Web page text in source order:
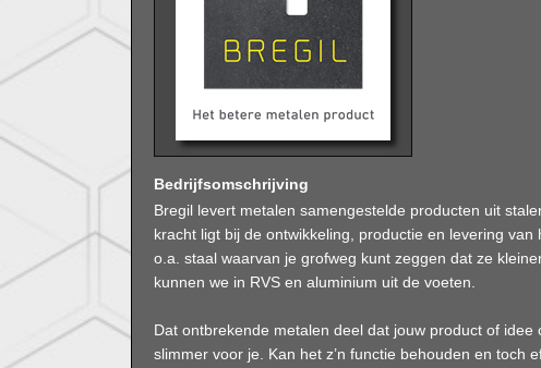
Bedrijfsomschrijving
Bregil levert metalen samengestelde producten uit
kracht ligt bij de ontwikkeling, productie en levering
o.a. staal waarvan je grofweg kunt zeggen dat ze
kunnen we in RVS en aluminium uit de voeten.
Dat ontbrekende metalen deel dat jouw product of
slimmer voor je. Kan het z’n functie behouden en toch